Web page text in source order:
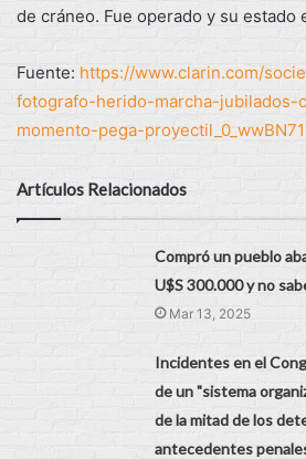
de cráneo. Fue operado y su estado
Fuente: https://www.clarin.com/
fotografo-herido-marcha-jubilados-
momento-pega-
Artículos Relacionados
Compró un pueblo
U$S 300.000 y no
Mar 13, 2025
Incidentes en el
de un "sistema
de la mitad de los
antecedentes